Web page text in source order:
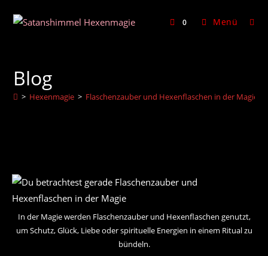
Inhalt
0 Menü
Blog
> Hexenmagie > Flaschenzauber und Hexenflaschen in der Magie
In der Magie werden Flaschenzauber und Hexenflaschen genutzt,
um Schutz, Glück, Liebe oder spirituelle Energien in einem Ritual zu
bündeln.